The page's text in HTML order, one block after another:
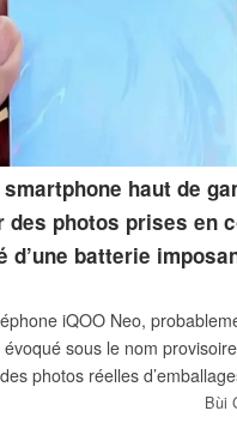
haut de
des photos prises en
d’une batterie
iQOO Neo,
sous le nom
photos réelles
11 Extreme Edition » (至尊
Bùi